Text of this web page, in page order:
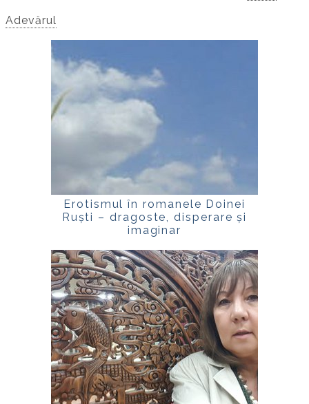
Adevărul
Erotismul în romanele Doinei
Ruști – dragoste, disperare și
imaginar